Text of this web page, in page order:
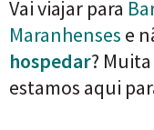
Vai viajar para
Maranhenses e
hospedar?
estamos aqui